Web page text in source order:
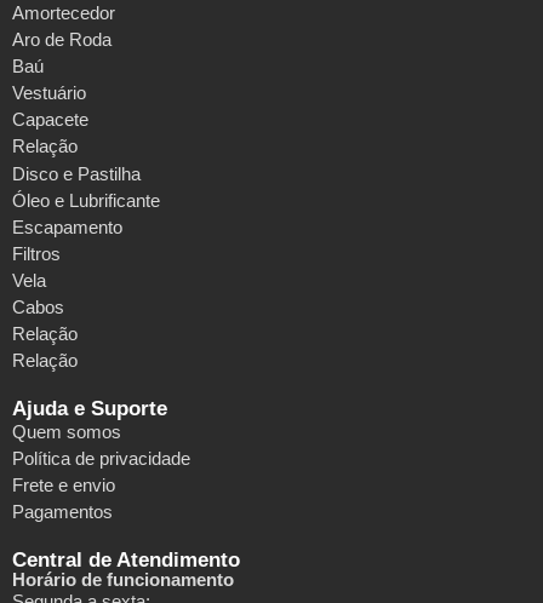
Amortecedor
Aro de Roda
Baú
Vestuário
Capacete
Relação
Disco e Pastilha
Óleo e Lubrificante
Escapamento
Filtros
Vela
Cabos
Relação
Relação
Ajuda e Suporte
Quem somos
Política de privacidade
Frete e envio
Pagamentos
Central de Atendimento
Horário de funcionamento